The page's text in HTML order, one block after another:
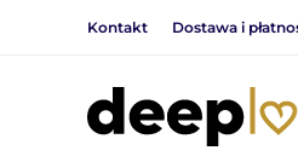
Kontakt Dostawa i